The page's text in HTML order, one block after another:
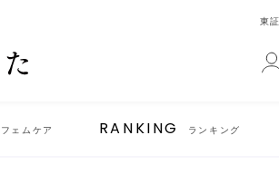
東
フェムケア RANKING ランキング